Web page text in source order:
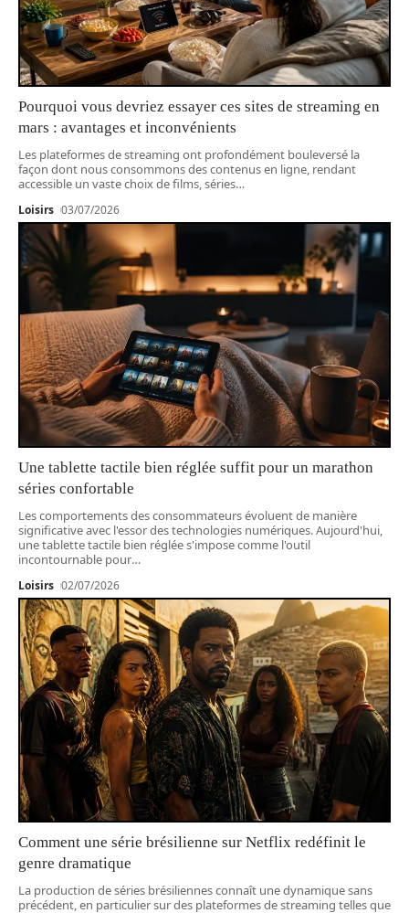
Pourquoi vous devriez essayer ces sites de streaming en
mars : avantages et inconvénients
Les plateformes de streaming ont profondément bouleversé la
façon dont nous consommons des contenus en ligne, rendant
accessible un vaste choix de films, séries…
Loisirs 03/07/2026
Une tablette tactile bien réglée suffit pour un marathon
séries confortable
Les comportements des consommateurs évoluent de manière
significative avec l'essor des technologies numériques. Aujourd'hui,
une tablette tactile bien réglée s'impose comme l'outil
incontournable pour…
Loisirs 02/07/2026
Comment une série brésilienne sur Netflix redéfinit le
genre dramatique
La production de séries brésiliennes connaît une dynamique sans
précédent, en particulier sur des plateformes de streaming telles que